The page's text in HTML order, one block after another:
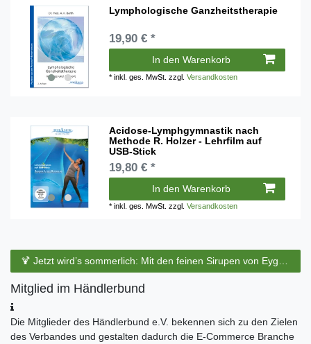
Lymphologische Ganzheitstherapie
19,90 € *
In den Warenkorb
*inkl. ges. MwSt. zzgl.Versandkosten
Acidose-Lymphgymnastik nach
Methode R. Holzer - Lehrfilm auf
USB-Stick
19,80 € *
In den Warenkorb
*inkl. ges. MwSt. zzgl.Versandkosten
Mitglied im Händlerbund
Die Mitglieder des Händlerbund e.V. bekennen sich zu den Zielen
des Verbandes und gestalten dadurch die E-Commerce Branche